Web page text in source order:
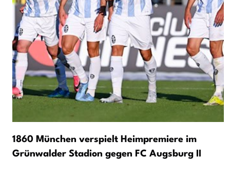
1860 München verspielt Heimpremiere im
Grünwalder Stadion gegen FC Augsburg II